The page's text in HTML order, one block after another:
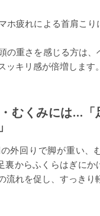
ホ疲れによる首肩こり
の重さを感じる方は、
ッキリ感が倍増します。
むくみには…「
外回りで脚が重い、
裏からふくらはぎにか
流れを促し、すっきり